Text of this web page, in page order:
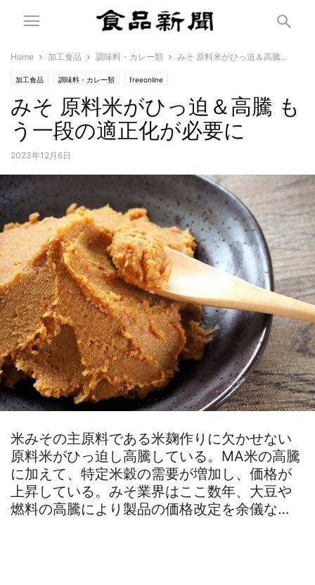
Home 加工食品 調味料・カレー類 みそ 原料米がひっ迫＆高騰...
加工食品 調味料・カレー類 freeonline
みそ 原料米がひっ迫＆高騰 も
う一段の適正化が必要に
2023年12月6日
米みその主原料である米麹作りに欠かせない
原料米がひっ迫し高騰している。MA米の高騰
に加えて、特定米穀の需要が増加し、価格が
上昇している。みそ業界はここ数年、大豆や
燃料の高騰により製品の価格改定を余儀な…